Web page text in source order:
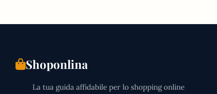
Shoponlina
La tua guida affidabile per lo shopping online